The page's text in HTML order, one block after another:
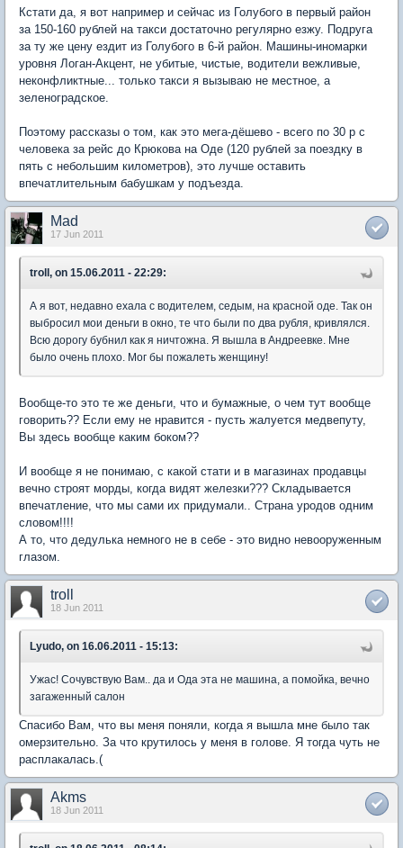
Кстати да, я вот например и сейчас из Голубого в первый район
за 150-160 рублей на такси достаточно регулярно езжу. Подруга
за ту же цену ездит из Голубого в 6-й район. Машины-иномарки
уровня Логан-Акцент, не убитые, чистые, водители вежливые,
неконфликтные... только такси я вызываю не местное, а
зеленоградское.
Поэтому рассказы о том, как это мега-дёшево - всего по 30 р с
человека за рейс до Крюкова на Оде (120 рублей за поездку в
пять с небольшим километров), это лучше оставить
впечатлительным бабушкам у подъезда.
Mad
17 Jun 2011
troll, on 15.06.2011 - 22:29:
А я вот, недавно ехала с водителем, седым, на красной оде. Так он
выбросил мои деньги в окно, те что были по два рубля, кривлялся.
Всю дорогу бубнил как я ничтожна. Я вышла в Андреевке. Мне
было очень плохо. Мог бы пожалеть женщину!
Вообще-то это те же деньги, что и бумажные, о чем тут вообще
говорить?? Если ему не нравится - пусть жалуется медвепуту,
Вы здесь вообще каким боком??
И вообще я не понимаю, с какой стати и в магазинах продавцы
вечно строят морды, когда видят железки??? Складывается
впечатление, что мы сами их придумали.. Страна уродов одним
словом!!!!
А то, что дедулька немного не в себе - это видно невооруженным
глазом.
troll
18 Jun 2011
Lyudo, on 16.06.2011 - 15:13:
Ужас! Сочувствую Вам.. да и Ода эта не машина, а помойка, вечно
загаженный салон
Спасибо Вам, что вы меня поняли, когда я вышла мне было так
омерзительно. За что крутилось у меня в голове. Я тогда чуть не
расплакалась.(
Akms
18 Jun 2011